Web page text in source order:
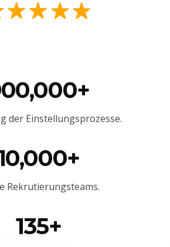
der Einstellungsprozesse.
Rekrutierungsteams.
135+